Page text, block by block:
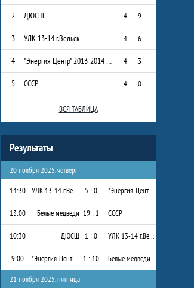
2 ДЮСШ 4 9
3 УЛК 13-14 г.Вельск 4 6
4 "Энергия-Центр" 2013-2014 г.р. 4 3
5 СССР 4 0
ВСЯ ТАБЛИЦА
Результаты
20 ноября 2025, четверг
14:30
УЛК 13-14 г.Вельск 5 : 0 "Энергия-Центр" 2013-2014 г.р.
13:00 Белые медведи 19 : 1 СССР
10:30 ДЮСШ 1 : 0 УЛК 13-14 г.Вельск
9:00 "Энергия-Центр" 2013-2014 г.р. 1 : 10 Белые медведи
21 ноября 2025, пятница